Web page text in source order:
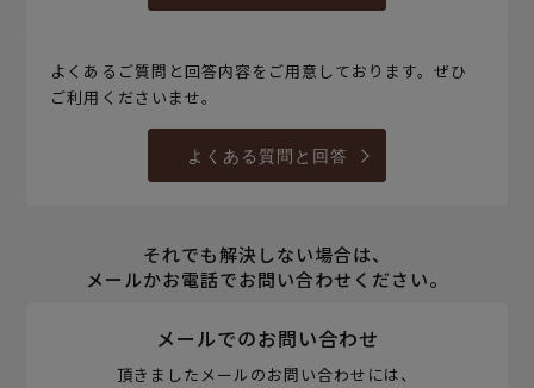
よくあるご質問と回答内容をご用意しております。ぜひ
ご利用くださいませ。
よくある質問と回答
それでも解決しない場合は、
メールかお電話でお問い合わせください。
メールでのお問い合わせ
頂きましたメールのお問い合わせには、